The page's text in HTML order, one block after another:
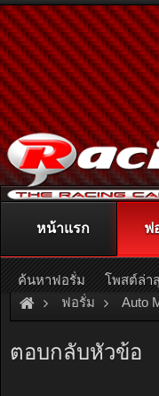
ติดต่อลงโฆษณา
หรืออ่านร
ฟอรั่ม Auto
ตอบกลับหัวข้อ
หน้าแรก ฟ
ค้นหาฟอรั่ม โพสต์ล่า